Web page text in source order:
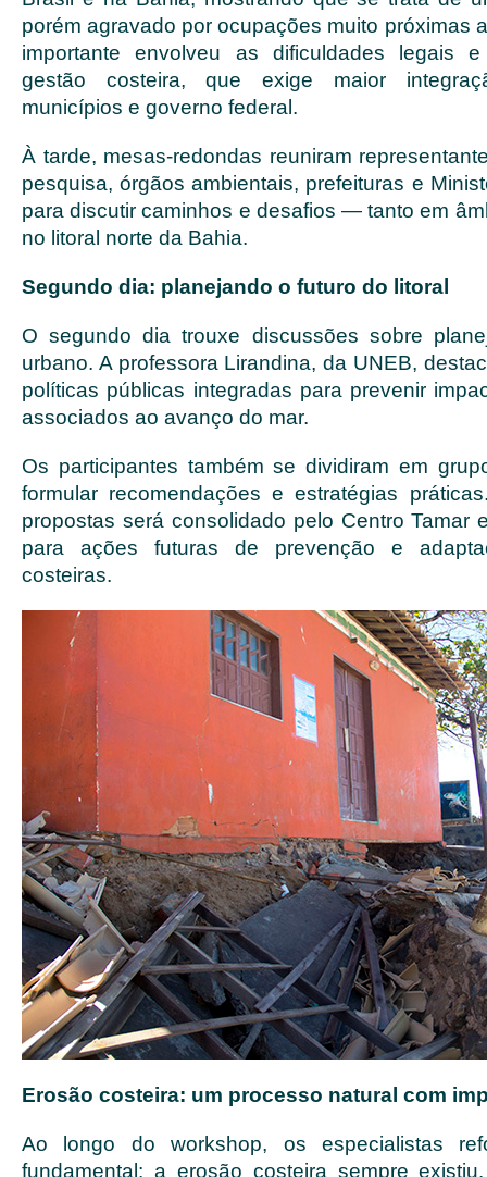
porém agravado por ocupações muito próximas
importante envolveu as dificuldades legais
gestão costeira, que exige maior
municípios e governo federal.
À tarde, mesas-redondas reuniram
pesquisa, órgãos ambientais, prefeituras e
para discutir caminhos e desafios — tanto em
no litoral norte da Bahia.
Segundo dia: planejando o futuro do litoral
O segundo dia trouxe discussões sobre
urbano. A professora Lirandina, da UNEB,
políticas públicas integradas para prevenir
associados ao avanço do mar.
Os participantes também se dividiram em
formular recomendações e estratégias
propostas será consolidado pelo Centro Tamar
para ações futuras de prevenção e
costeiras.
Erosão costeira: um processo natural com
Ao longo do workshop, os especialistas
fundamental: a erosão costeira sempre